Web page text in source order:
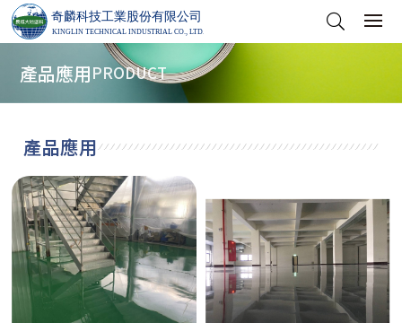
產品應用PRODUCT
產品應用